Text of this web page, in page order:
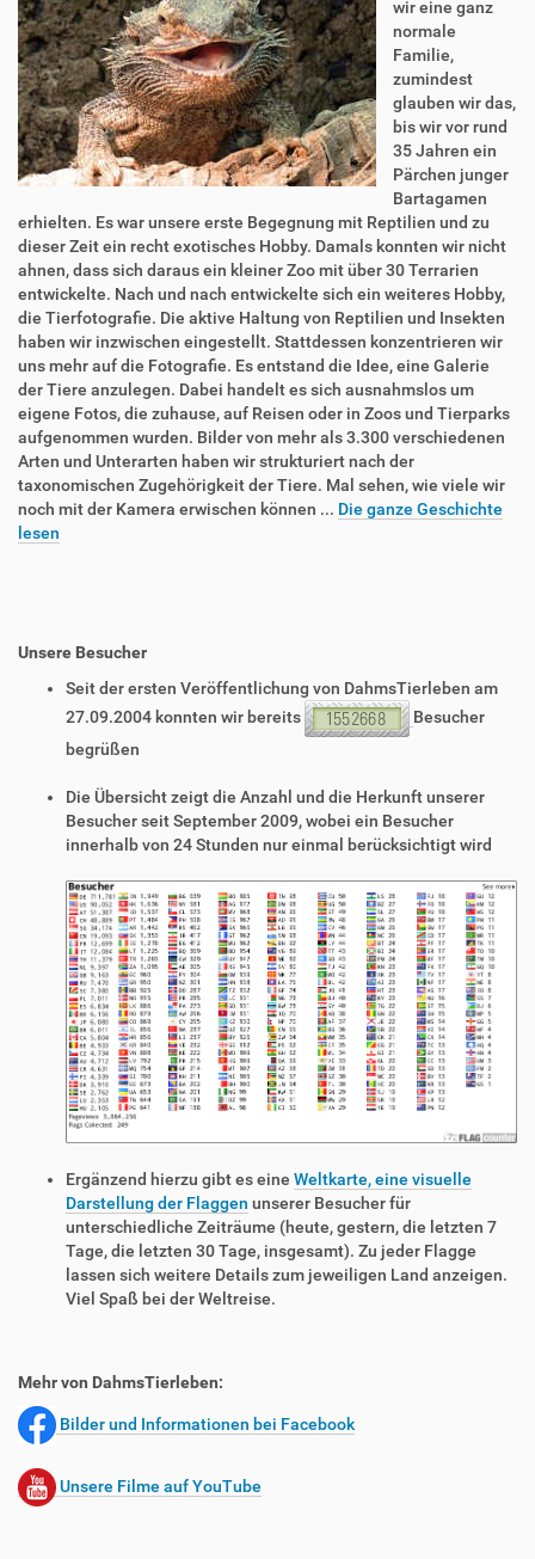
wir eine ganz
normale
Familie,
zumindest
glauben wir das,
bis wir vor rund
35 Jahren ein
Pärchen junger
Bartagamen
erhielten. Es war unsere erste Begegnung mit Reptilien und zu
dieser Zeit ein recht exotisches Hobby. Damals konnten wir nicht
ahnen, dass sich daraus ein kleiner Zoo mit über 30 Terrarien
entwickelte. Nach und nach entwickelte sich ein weiteres Hobby,
die Tierfotografie. Die aktive Haltung von Reptilien und Insekten
haben wir inzwischen eingestellt. Stattdessen konzentrieren wir
uns mehr auf die Fotografie. Es entstand die Idee, eine Galerie
der Tiere anzulegen. Dabei handelt es sich ausnahmslos um
eigene Fotos, die zuhause, auf Reisen oder in Zoos und Tierparks
aufgenommen wurden. Bilder von mehr als 3.300 verschiedenen
Arten und Unterarten haben wir strukturiert nach der
taxonomischen Zugehörigkeit der Tiere. Mal sehen, wie viele wir
noch mit der Kamera erwischen können ... Die ganze Geschichte
lesen
Unsere Besucher
Seit der ersten Veröffentlichung von DahmsTierleben am
27.09.2004 konnten wir bereits
Besucher
begrüßen
Die Übersicht zeigt die Anzahl und die Herkunft unserer
Besucher seit September 2009, wobei ein Besucher
innerhalb von 24 Stunden nur einmal berücksichtigt wird
Ergänzend hierzu gibt es eine Weltkarte, eine visuelle
Darstellung der Flaggen unserer Besucher für
unterschiedliche Zeiträume (heute, gestern, die letzten 7
Tage, die letzten 30 Tage, insgesamt). Zu jeder Flagge
lassen sich weitere Details zum jeweiligen Land anzeigen.
Viel Spaß bei der Weltreise.
Mehr von DahmsTierleben:
Bilder und Informationen bei Facebook
Unsere Filme auf YouTube